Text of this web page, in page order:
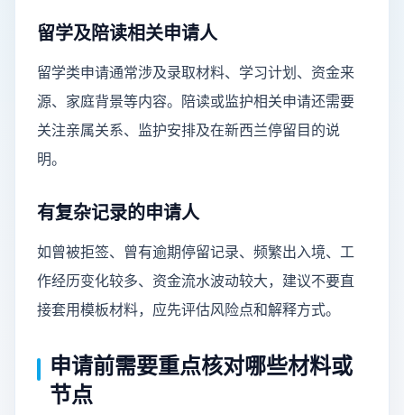
留学及陪读相关申请人
留学类申请通常涉及录取材料、学习计划、资金来
源、家庭背景等内容。陪读或监护相关申请还需要
关注亲属关系、监护安排及在新西兰停留目的说
明。
有复杂记录的申请人
如曾被拒签、曾有逾期停留记录、频繁出入境、工
作经历变化较多、资金流水波动较大，建议不要直
接套用模板材料，应先评估风险点和解释方式。
申请前需要重点核对哪些材料或
节点